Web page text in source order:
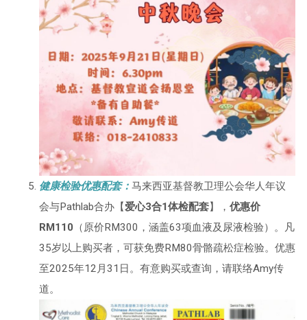
健康检验优惠配套： 马来西亚基督教卫理公会华人年议
会与Pathlab合办【爱心3合1体检配套】， 优惠价
RM110（原价RM300，涵盖63项血液及尿液检验）。凡
35岁以上购买者，可获免费RM80骨骼疏松症检验。优惠
至2025年12月31日。有意购买或查询，请联络Amy传
道。